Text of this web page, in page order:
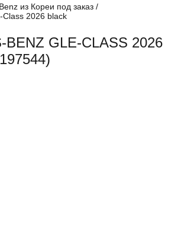
контактам, указанным в соц сетях
из Кореи под заказ
Class 2026 black
BENZ GLE-CLASS 2026